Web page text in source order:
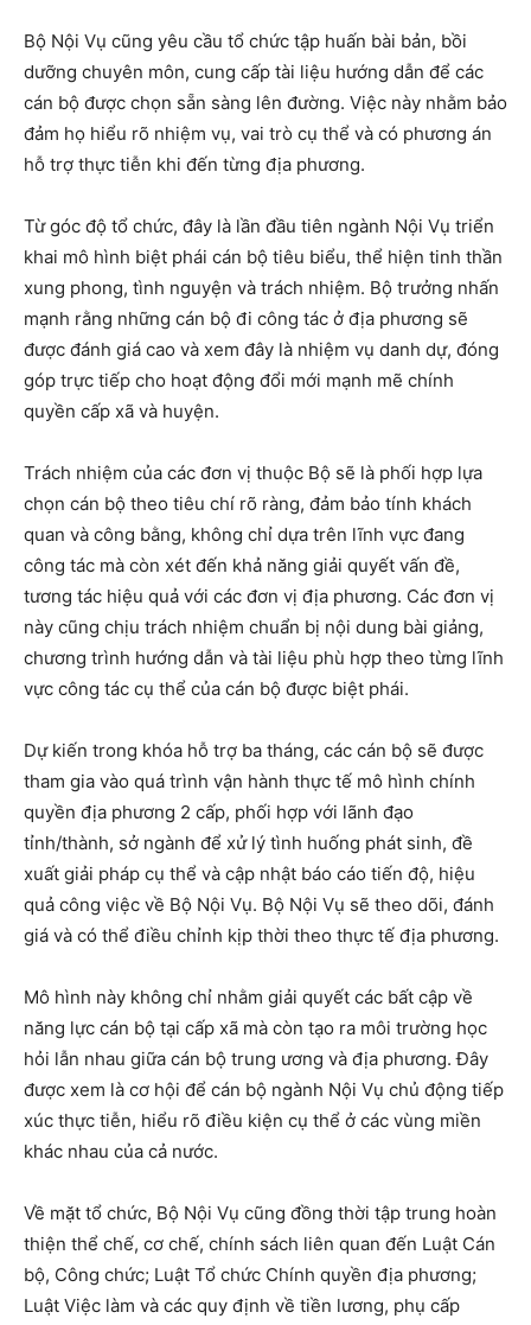
Bộ Nội Vụ cũng yêu cầu tổ chức tập huấn bài bản, bồi
dưỡng chuyên môn, cung cấp tài liệu hướng dẫn để các
cán bộ được chọn sẵn sàng lên đường. Việc này nhằm bảo
đảm họ hiểu rõ nhiệm vụ, vai trò cụ thể và có phương án
hỗ trợ thực tiễn khi đến từng địa phương.
Từ góc độ tổ chức, đây là lần đầu tiên ngành Nội Vụ triển
khai mô hình biệt phái cán bộ tiêu biểu, thể hiện tinh thần
xung phong, tình nguyện và trách nhiệm. Bộ trưởng nhấn
mạnh rằng những cán bộ đi công tác ở địa phương sẽ
được đánh giá cao và xem đây là nhiệm vụ danh dự, đóng
góp trực tiếp cho hoạt động đổi mới mạnh mẽ chính
quyền cấp xã và huyện.
Trách nhiệm của các đơn vị thuộc Bộ sẽ là phối hợp lựa
chọn cán bộ theo tiêu chí rõ ràng, đảm bảo tính khách
quan và công bằng, không chỉ dựa trên lĩnh vực đang
công tác mà còn xét đến khả năng giải quyết vấn đề,
tương tác hiệu quả với các đơn vị địa phương. Các đơn vị
này cũng chịu trách nhiệm chuẩn bị nội dung bài giảng,
chương trình hướng dẫn và tài liệu phù hợp theo từng lĩnh
vực công tác cụ thể của cán bộ được biệt phái.
Dự kiến trong khóa hỗ trợ ba tháng, các cán bộ sẽ được
tham gia vào quá trình vận hành thực tế mô hình chính
quyền địa phương 2 cấp, phối hợp với lãnh đạo
tỉnh/thành, sở ngành để xử lý tình huống phát sinh, đề
xuất giải pháp cụ thể và cập nhật báo cáo tiến độ, hiệu
quả công việc về Bộ Nội Vụ. Bộ Nội Vụ sẽ theo dõi, đánh
giá và có thể điều chỉnh kịp thời theo thực tế địa phương.
Mô hình này không chỉ nhằm giải quyết các bất cập về
năng lực cán bộ tại cấp xã mà còn tạo ra môi trường học
hỏi lẫn nhau giữa cán bộ trung ương và địa phương. Đây
được xem là cơ hội để cán bộ ngành Nội Vụ chủ động tiếp
xúc thực tiễn, hiểu rõ điều kiện cụ thể ở các vùng miền
khác nhau của cả nước.
Về mặt tổ chức, Bộ Nội Vụ cũng đồng thời tập trung hoàn
thiện thể chế, cơ chế, chính sách liên quan đến Luật Cán
bộ, Công chức; Luật Tổ chức Chính quyền địa phương;
Luật Việc làm và các quy định về tiền lương, phụ cấp